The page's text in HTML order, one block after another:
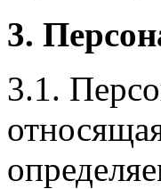
3.
3.1.